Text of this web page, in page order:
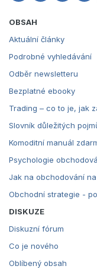
OBSAH
Aktuální články
Podrobné vyhledávání
Odběr newsletteru
Bezplatné ebooky
Trading – co to je, jak
Slovník důležitých
Komoditní manuál
Psychologie
Jak na obchodování na
Obchodní strategie -
DISKUZE
Diskuzní fórum
Co je nového
Oblíbený obsah